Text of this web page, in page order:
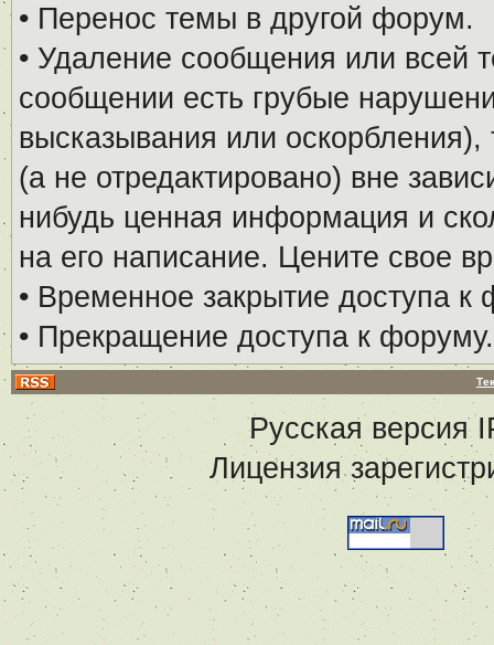
• Перенос темы в другой форум.
• Удаление сообщения или всей
сообщении есть грубые
высказывания или
(а не отредактировано) вне
нибудь ценная информация и
на его написание. Цените свое
• Временное закрытие доступа к
• Прекращение доступа к форуму.
Русская версия
Лицензия